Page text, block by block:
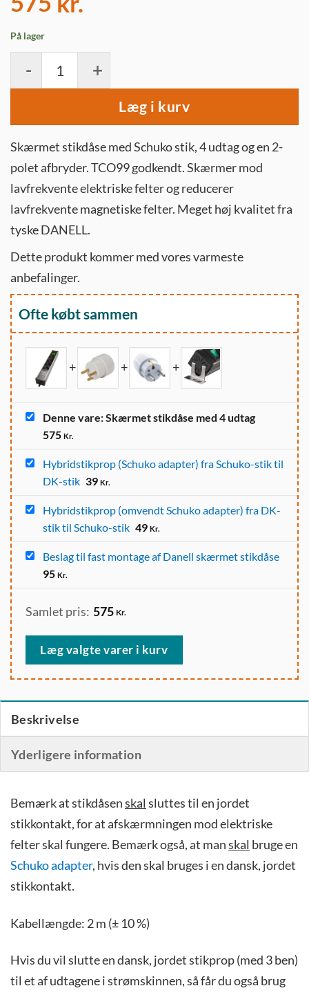
På lager
Læg i kurv
Skærmet stikdåse med Schuko stik, 4 udtag og en 2-
polet afbryder. TCO99 godkendt. Skærmer mod
lavfrekvente elektriske felter og reducerer
lavfrekvente magnetiske felter. Meget høj kvalitet fra
tyske DANELL.
Dette produkt kommer med vores varmeste
anbefalinger.
Ofte købt sammen
Denne vare: Skærmet stikdåse med 4 udtag
575 Kr.
Hybridstikprop (Schuko adapter) fra Schuko-stik til
DK-stik 39 Kr.
Hybridstikprop (omvendt Schuko adapter) fra DK-
stik til Schuko-stik 49 Kr.
Beslag til fast montage af Danell skærmet stikdåse
95 Kr.
Samlet pris: 575 Kr.
Læg valgte varer i kurv
Beskrivelse
Yderligere information
Bemærk at stikdåsenskal sluttes til en jordet
stikkontakt, for at afskærmningen mod elektriske
felter skal fungere. Bemærk også, at manskal bruge en
Schuko adapter, hvis den skal bruges i en dansk, jordet
stikkontakt.
Kabellængde: 2 m (± 10 %)
Hvis du vil slutte en dansk, jordet stikprop (med 3 ben)
til et af udtagene i strømskinnen, så får du også brug